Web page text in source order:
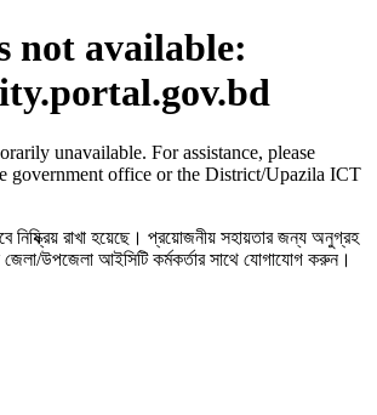
not available:
unavailable. For assistance, please
government office or the District/Upazila ICT
নিষ্ক্রিয় রাখা হয়েছে। প্রয়োজনীয় সহায়তার জন্য অনুগ্রহ
উপজেলা আইসিটি কর্মকর্তার সাথে যোগাযোগ করুন।